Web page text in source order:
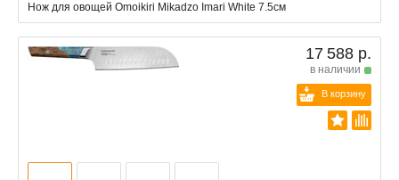
Нож для овощей Omoikiri Mikadzo Imari White 7.5см
17 588 р.
в наличии
В корзину